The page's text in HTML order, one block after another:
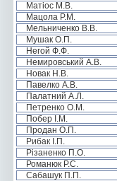
Матіос М.В.
Мацола Р.М.
Мельниченко В.В.
Мушак О.П.
Негой Ф.Ф.
Немировський А.В.
Новак Н.В.
Павелко А.В.
Палатний А.Л.
Петренко О.М.
Побер І.М.
Продан О.П.
Рибак І.П.
Різаненко П.О.
Романюк Р.С.
Сабашук П.П.